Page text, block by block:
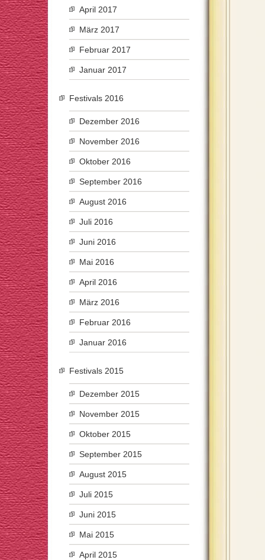
April 2017
März 2017
Februar 2017
Januar 2017
Festivals 2016
Dezember 2016
November 2016
Oktober 2016
September 2016
August 2016
Juli 2016
Juni 2016
Mai 2016
April 2016
März 2016
Februar 2016
Januar 2016
Festivals 2015
Dezember 2015
November 2015
Oktober 2015
September 2015
August 2015
Juli 2015
Juni 2015
Mai 2015
April 2015